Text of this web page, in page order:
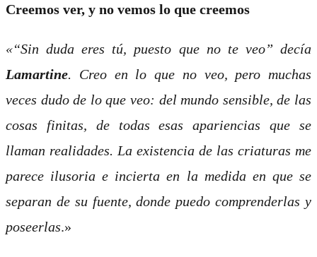
Creemos ver, y no vemos lo que creemos
«“Sin duda eres tú, puesto que no te veo” decía
Lamartine. Creo en lo que no veo, pero muchas
veces dudo de lo que veo: del mundo sensible, de las
cosas finitas, de todas esas apariencias que se
llaman realidades. La existencia de las criaturas me
parece ilusoria e incierta en la medida en que se
separan de su fuente, donde puedo comprenderlas y
poseerlas.»